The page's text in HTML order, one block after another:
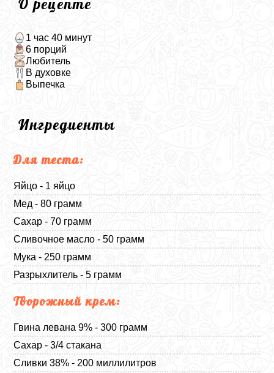
О рецепте
1 час 40 минут
6 порций
Любитель
В духовке
Выпечка
Ингредиенты
Для теста:
Яйцо - 1 яйцо
Мед - 80 грамм
Сахар - 70 грамм
Сливочное масло - 50 грамм
Мука - 250 грамм
Разрыхлитель - 5 грамм
Творожный крем:
Гвина левана 9% - 300 грамм
Сахар - 3/4 стакана
Сливки 38% - 200 миллилитров